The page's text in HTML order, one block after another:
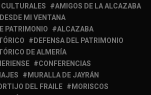
AMIGOS DE LA ALCAZABA
DESDE MI VENTANA
PATRIMONIO
ALCAZABA
DEFENSA DEL PATRIMONIO
DE ALMERÍA
CONFERENCIAS
MURALLA DE JAYRÁN
DEL FRAILE
MORISCOS